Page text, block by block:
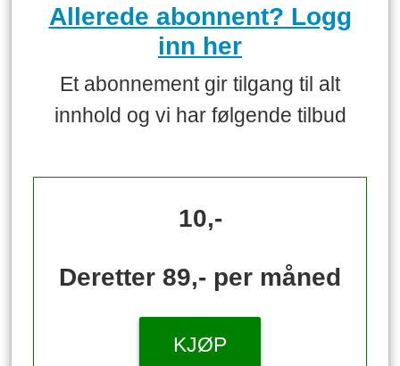
Allerede abonnent? Logg
inn her
Et abonnement gir tilgang til alt
innhold og vi har følgende tilbud
10,-
Deretter 89,- per måned
KJØP